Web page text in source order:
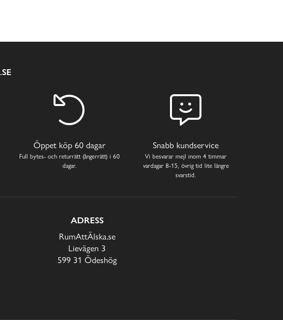
Öppet köp 60 dagar
Full bytes- och returrätt (ångerrätt) i 60
dagar.
Snabb kundservice
Vi besvarar mejl inom 4 timmar
vardagar 8-15, övrig tid lite längre
svarstid.
ADRESS
RumAttÄlska.se
Lievägen 3
599 31 Ödeshög